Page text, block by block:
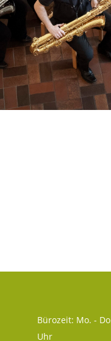
Bürozeit: Mo. -
Uhr